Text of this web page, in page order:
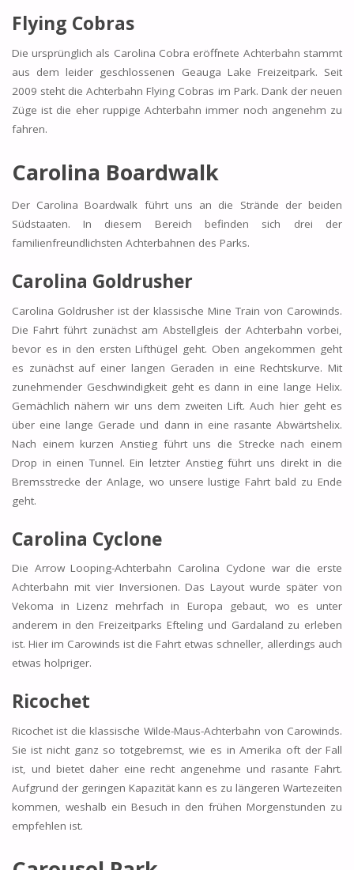
Flying Cobras
Die ursprünglich als Carolina Cobra eröffnete Achterbahn stammt
aus dem leider geschlossenen Geauga Lake Freizeitpark. Seit
2009 steht die Achterbahn Flying Cobras im Park. Dank der neuen
Züge ist die eher ruppige Achterbahn immer noch angenehm zu
fahren.
Carolina Boardwalk
Der Carolina Boardwalk führt uns an die Strände der beiden
Südstaaten. In diesem Bereich befinden sich drei der
familienfreundlichsten Achterbahnen des Parks.
Carolina Goldrusher
Carolina Goldrusher ist der klassische Mine Train von Carowinds.
Die Fahrt führt zunächst am Abstellgleis der Achterbahn vorbei,
bevor es in den ersten Lifthügel geht. Oben angekommen geht
es zunächst auf einer langen Geraden in eine Rechtskurve. Mit
zunehmender Geschwindigkeit geht es dann in eine lange Helix.
Gemächlich nähern wir uns dem zweiten Lift. Auch hier geht es
über eine lange Gerade und dann in eine rasante Abwärtshelix.
Nach einem kurzen Anstieg führt uns die Strecke nach einem
Drop in einen Tunnel. Ein letzter Anstieg führt uns direkt in die
Bremsstrecke der Anlage, wo unsere lustige Fahrt bald zu Ende
geht.
Carolina Cyclone
Die Arrow Looping-Achterbahn Carolina Cyclone war die erste
Achterbahn mit vier Inversionen. Das Layout wurde später von
Vekoma in Lizenz mehrfach in Europa gebaut, wo es unter
anderem in den Freizeitparks Efteling und Gardaland zu erleben
ist. Hier im Carowinds ist die Fahrt etwas schneller, allerdings auch
etwas holpriger.
Ricochet
Ricochet ist die klassische Wilde-Maus-Achterbahn von Carowinds.
Sie ist nicht ganz so totgebremst, wie es in Amerika oft der Fall
ist, und bietet daher eine recht angenehme und rasante Fahrt.
Aufgrund der geringen Kapazität kann es zu längeren Wartezeiten
kommen, weshalb ein Besuch in den frühen Morgenstunden zu
empfehlen ist.